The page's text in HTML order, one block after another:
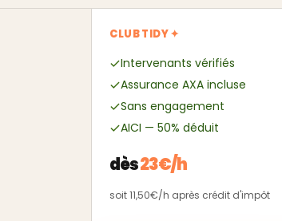
CLUB TIDY ✦
Intervenants vérifiés
Assurance AXA incluse
Sans engagement
AICI — 50% déduit
dès23€/h
soit 11,50€/h après crédit d'impôt